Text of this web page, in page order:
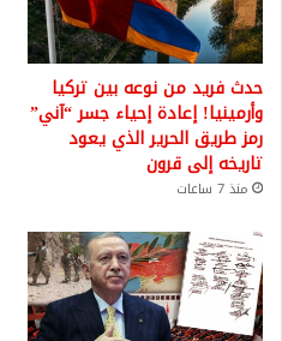
حدث فريد من نوعه بين تركيا
وأرمينيا! إعادة إحياء جسر “آني”
رمز طريق الحرير الذي يعود
تاريخه إلى قرون
منذ 7 ساعات